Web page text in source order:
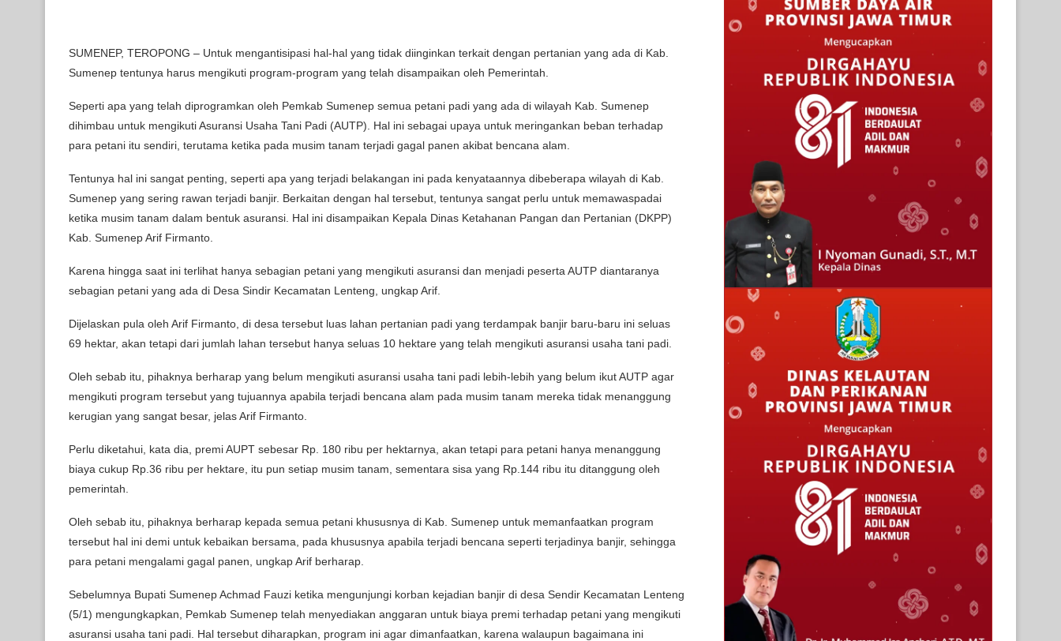
SUMENEP, TEROPONG – Untuk mengantisipasi hal-hal yang tidak diinginkan terkait dengan pertanian yang ada di Kab.
Sumenep tentunya harus mengikuti program-program yang telah disampaikan oleh Pemerintah.
Seperti apa yang telah diprogramkan oleh Pemkab Sumenep semua petani padi yang ada di wilayah Kab. Sumenep
dihimbau untuk mengikuti Asuransi Usaha Tani Padi (AUTP). Hal ini sebagai upaya untuk meringankan beban terhadap
para petani itu sendiri, terutama ketika pada musim tanam terjadi gagal panen akibat bencana alam.
Tentunya hal ini sangat penting, seperti apa yang terjadi belakangan ini pada kenyataannya dibeberapa wilayah di Kab.
Sumenep yang sering rawan terjadi banjir. Berkaitan dengan hal tersebut, tentunya sangat perlu untuk memawaspadai
ketika musim tanam dalam bentuk asuransi. Hal ini disampaikan Kepala Dinas Ketahanan Pangan dan Pertanian (DKPP)
Kab. Sumenep Arif Firmanto.
Karena hingga saat ini terlihat hanya sebagian petani yang mengikuti asuransi dan menjadi peserta AUTP diantaranya
sebagian petani yang ada di Desa Sindir Kecamatan Lenteng, ungkap Arif.
Dijelaskan pula oleh Arif Firmanto, di desa tersebut luas lahan pertanian padi yang terdampak banjir baru-baru ini seluas
69 hektar, akan tetapi dari jumlah lahan tersebut hanya seluas 10 hektare yang telah mengikuti asuransi usaha tani padi.
Oleh sebab itu, pihaknya berharap yang belum mengikuti asuransi usaha tani padi lebih-lebih yang belum ikut AUTP agar
mengikuti program tersebut yang tujuannya apabila terjadi bencana alam pada musim tanam mereka tidak menanggung
kerugian yang sangat besar, jelas Arif Firmanto.
Perlu diketahui, kata dia, premi AUPT sebesar Rp. 180 ribu per hektarnya, akan tetapi para petani hanya menanggung
biaya cukup Rp.36 ribu per hektare, itu pun setiap musim tanam, sementara sisa yang Rp.144 ribu itu ditanggung oleh
pemerintah.
Oleh sebab itu, pihaknya berharap kepada semua petani khususnya di Kab. Sumenep untuk memanfaatkan program
tersebut hal ini demi untuk kebaikan bersama, pada khususnya apabila terjadi bencana seperti terjadinya banjir, sehingga
para petani mengalami gagal panen, ungkap Arif berharap.
Sebelumnya Bupati Sumenep Achmad Fauzi ketika mengunjungi korban kejadian banjir di desa Sendir Kecamatan Lenteng
(5/1) mengungkapkan, Pemkab Sumenep telah menyediakan anggaran untuk biaya premi terhadap petani yang mengikuti
asuransi usaha tani padi. Hal tersebut diharapkan, program ini agar dimanfaatkan, karena walaupun bagaimana ini